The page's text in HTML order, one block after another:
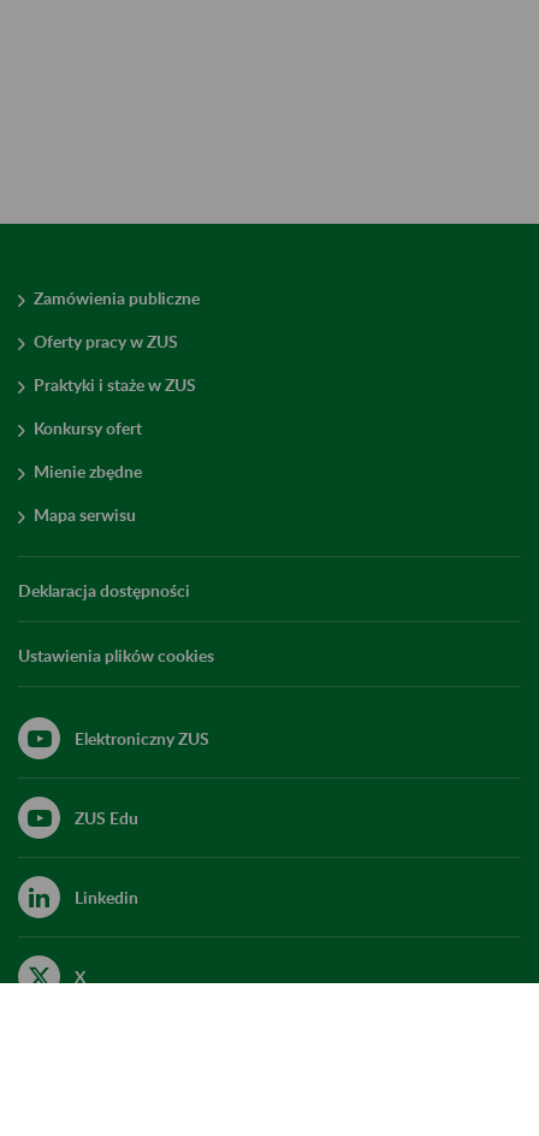
Zamówienia publiczne
Oferty pracy w ZUS
Praktyki i staże w ZUS
Konkursy ofert
Mienie zbędne
Mapa serwisu
Deklaracja dostępności
Ustawienia plików cookies
Elektroniczny ZUS
ZUS Edu
Linkedin
X